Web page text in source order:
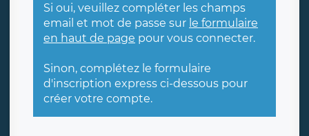
Si oui, veuillez compléter les champs
email et mot de passe sur le formulaire
en haut de page pour vous connecter.
Sinon, complétez le formulaire
d'inscription express ci-dessous pour
créer votre compte.